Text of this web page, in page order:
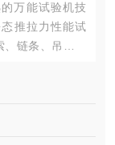
万能试验机技
推拉力性能试
链条、吊装带